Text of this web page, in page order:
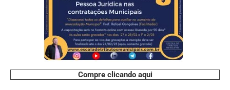
Compre clicando aqui